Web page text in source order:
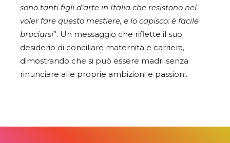
sono tanti figli d’arte in Italia che resistono nel
voler fare questo mestiere, e lo capisco: è facile
bruciarsi”. Un messaggio che riflette il suo
desiderio di conciliare maternità e carriera,
dimostrando che si può essere madri senza
rinunciare alle proprie ambizioni e passioni.